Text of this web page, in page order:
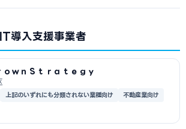
導入支援事業者
ｗｎＳｔｒａｔｅｇｙ
上記のいずれにも分類されない業種向け
不動産業向け